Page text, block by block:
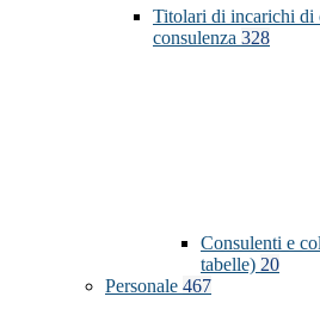
Titolari di incarichi di
consulenza 328
Consulenti e
tabelle) 20
Personale 467